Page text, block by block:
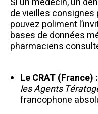
de vieilles consignes
pouvez poliment
bases de données
pharmaciens
Le CRAT (France) :
les Agents
francophone